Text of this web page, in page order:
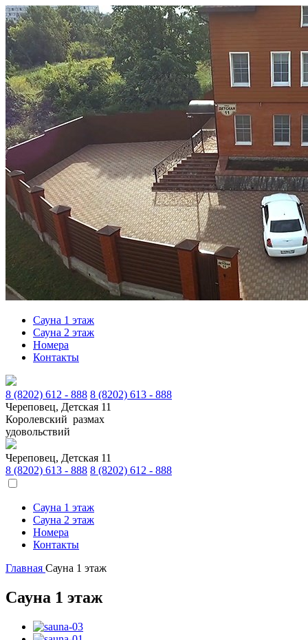
Cауна 1 этаж
Cауна 2 этаж
Номера
Контакты
8 (8202) 612 - 888 8 (8202) 613 - 888
Череповец, Детская 11
Королевский размах
удовольствий
Череповец, Детская 11
8 (8202) 613 - 888 8 (8202) 612 - 888
Cауна 1 этаж
Cауна 2 этаж
Номера
Контакты
Главная Cауна 1 этаж
Cауна 1 этаж